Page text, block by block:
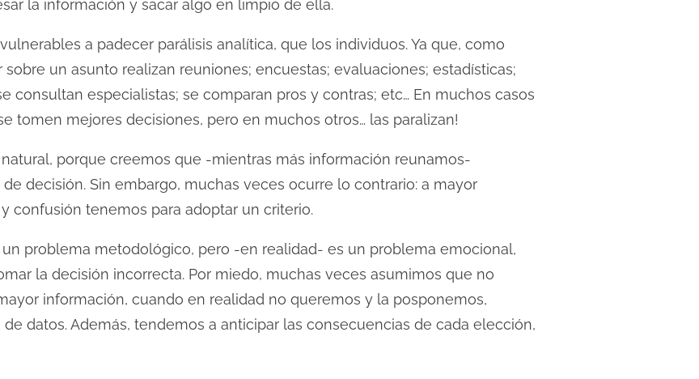
la información y sacar algo en limpio de ella.
a padecer parálisis analítica, que los individuos. Ya que, como
un asunto realizan reuniones; encuestas; evaluaciones; estadísticas;
consultan especialistas; se comparan pros y contras; etc… En muchos casos
tomen mejores decisiones, pero en muchos otros… las paralizan!
porque creemos que -mientras más información reunamos-
decisión. Sin embargo, muchas veces ocurre lo contrario: a mayor
confusión tenemos para adoptar un criterio.
un problema metodológico, pero -en realidad- es un problema emocional,
la decisión incorrecta. Por miedo, muchas veces asumimos que no
información, cuando en realidad no queremos y la posponemos,
datos. Además, tendemos a anticipar las consecuencias de cada elección,